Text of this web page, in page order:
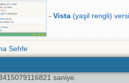
- Vista (yaşil rengli)
Sehfe
saniye.